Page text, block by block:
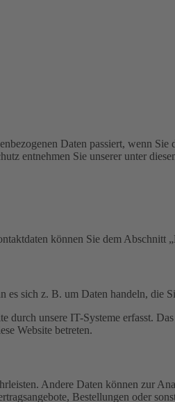
Daten passiert, wenn
entnehmen Sie unserer unter
können Sie dem
es sich z. B. um Daten handeln, die
unsere IT-Systeme erfasst.
Website betreten.
Andere Daten können zur
Bestellungen oder